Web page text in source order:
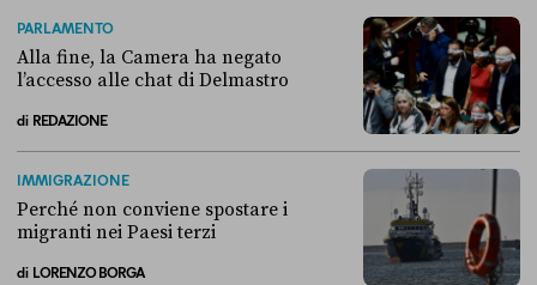
PARLAMENTO
Alla fine, la Camera ha negato
l’accesso alle chat di Delmastro
di REDAZIONE
IMMIGRAZIONE
Perché non conviene spostare i
migranti nei Paesi terzi
di LORENZO BORGA